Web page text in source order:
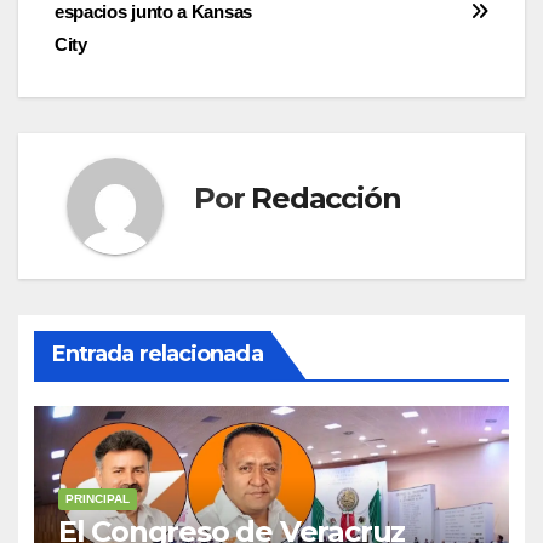
entradas
espacios junto a Kansas
City
Por Redacción
Entrada relacionada
PRINCIPAL
El Congreso de Veracruz